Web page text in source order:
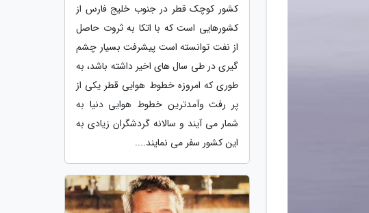
کشور کوچک قطر در جنوب خلیج فارس از
کشورهایی است که با اتکا به ثروت حاصل
از نفت توانسته است پیشرفت بسیار چشم
گیری در طی سال های اخیر داشته باشد، به
طوری که امروزه خطوط هوایی قطر یکی از
پر رفت وآمدترین خطوط هوایی دنیا به
شمار می آیند و سالانه گردشگران زیادی به
این کشور سفر می نمایند....